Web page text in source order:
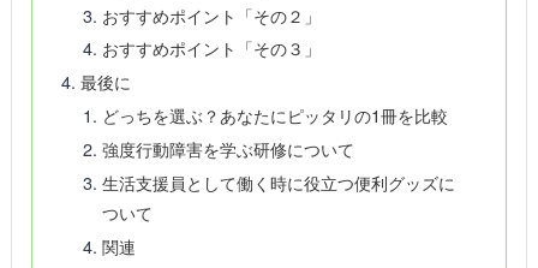
おすすめポイント「その２」
おすすめポイント「その３」
最後に
どっちを選ぶ？あなたにピッタリの1冊を比較
強度行動障害を学ぶ研修について
生活支援員として働く時に役立つ便利グッズに
ついて
関連